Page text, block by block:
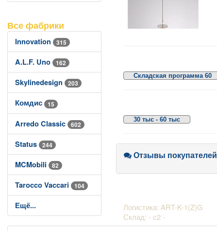
Все фабрики
Innovation 315
A.L.F. Uno 162
Skylinedesign 203
Комдис 15
Arredo Classic 602
Status 244
MCMobili 82
Tarocco Vaccari 104
Ещё...
Складская программа 60
30 тыс - 60 тыс
Отзывы покупателей
Логистика: ART-K-1(Z)G
Склад: - с2 -